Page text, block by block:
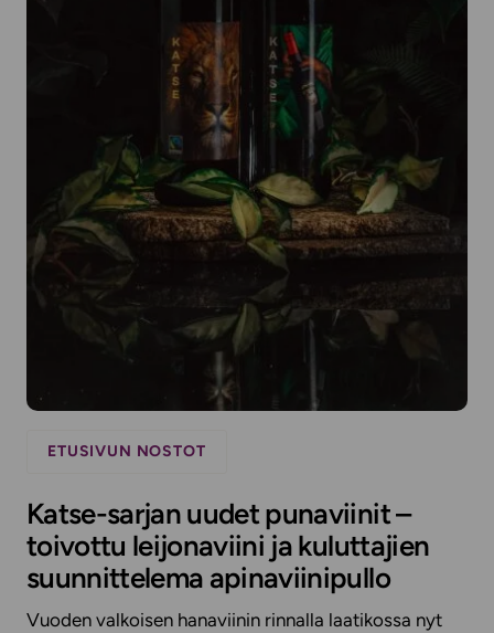
ETUSIVUN NOSTOT
Katse-sarjan uudet punaviinit –
toivottu leijonaviini ja kuluttajien
suunnittelema apinaviinipullo
Vuoden valkoisen hanaviinin rinnalla laatikossa nyt